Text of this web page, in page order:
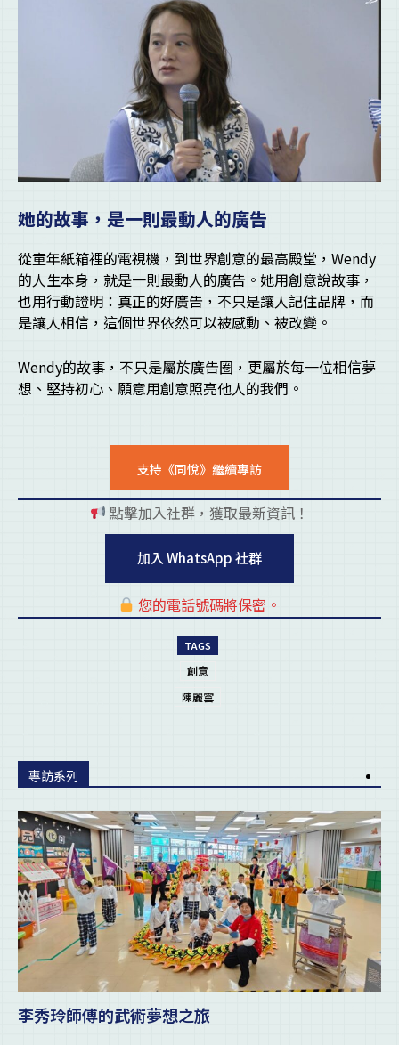
她的故事，是一則最動人的廣告
從童年紙箱裡的電視機，到世界創意的最高殿堂，Wendy
的人生本身，就是一則最動人的廣告。她用創意說故事，
也用行動證明：真正的好廣告，不只是讓人記住品牌，而
是讓人相信，這個世界依然可以被感動、被改變。
Wendy的故事，不只是屬於廣告圈，更屬於每一位相信夢
想、堅持初心、願意用創意照亮他人的我們。
支持《同悅》繼續專訪
點擊加入社群，獲取最新資訊！
加入 WhatsApp 社群
您的電話號碼將保密。
TAGS
創意
陳麗雲
專訪系列
李秀玲師傅的武術夢想之旅